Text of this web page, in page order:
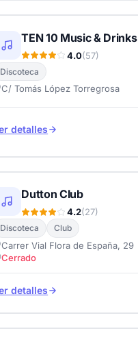
TEN 10 Music & Drinks
4.0(57)
Discoteca
C/ Tomás López Torregrosa
detalles
Dutton Club
4.2(27)
Discoteca Club
Carrer Vial Flora de España, 29
Cerrado
detalles